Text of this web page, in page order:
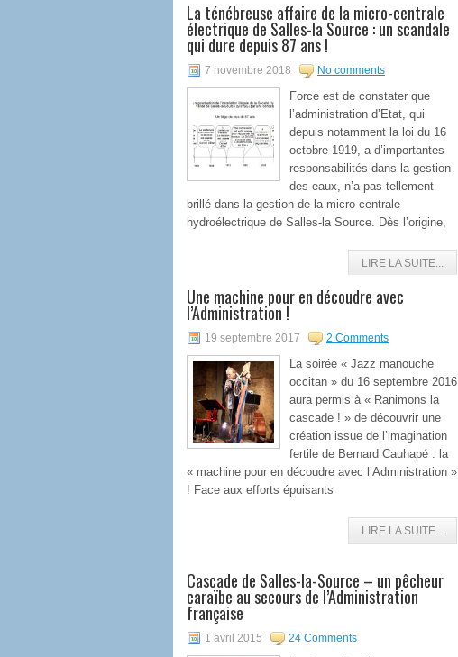
La ténébreuse affaire de la micro-centrale
électrique de Salles-la Source : un scandale
qui dure depuis 87 ans !
7 novembre 2018 No comments
Force est de constater que
l’administration d’Etat, qui
depuis notamment la loi du 16
octobre 1919, a d’importantes
responsabilités dans la gestion
des eaux, n’a pas tellement
brillé dans la gestion de la micro-centrale
hydroélectrique de Salles-la Source. Dès l’origine,
LIRE LA SUITE...
Une machine pour en découdre avec
l’Administration !
19 septembre 2017 2 Comments
La soirée « Jazz manouche
occitan » du 16 septembre 2016
aura permis à « Ranimons la
cascade ! » de découvrir une
création issue de l’imagination
fertile de Bernard Cauhapé : la
« machine pour en découdre avec l’Administration »
! Face aux efforts épuisants
LIRE LA SUITE...
Cascade de Salles-la-Source – un pêcheur
caraïbe au secours de l’Administration
française
1 avril 2015 24 Comments